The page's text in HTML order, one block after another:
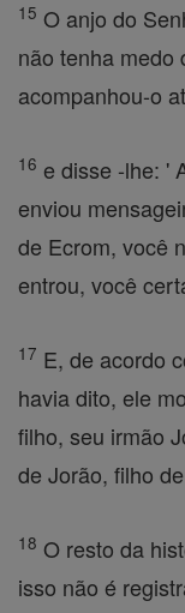
15 O anjo do
não tenha medo
acompanhou-o
16 e disse -lhe: '
enviou
de Ecrom, você
entrou, você
17 E, de acordo
havia dito, ele
filho, seu irmão
de Jorão, filho
18 O resto da
isso não é